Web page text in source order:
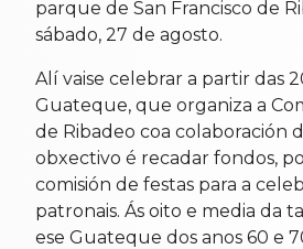
parque de San Francisco de
sábado, 27 de agosto.
Alí vaise celebrar a partir das
Guateque, que organiza a
de Ribadeo coa colaboración
obxectivo é recadar fondos,
comisión de festas para a
patronais. Ás oito e media da
ese Guateque dos anos 60 e